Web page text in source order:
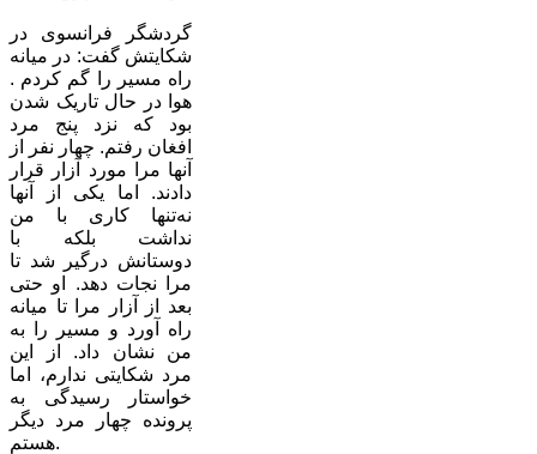
گردشگر فرانسوی در
شکایتش گفت: در میانه
راه مسیر را گم کردم .
هوا در حال تاریک شدن
بود که نزد پنج مرد
افغان رفتم. چهار نفر از
آنها مرا مورد آزار قرار
دادند. اما یکی از آنها
نه‌تنها کاری با من
نداشت بلکه با
دوستانش درگیر شد تا
مرا نجات دهد. او حتی
بعد از آزار مرا تا میانه
راه آورد و مسیر را به
من نشان داد. از این
مرد شکایتی ندارم، اما
خواستار رسیدگی به
پرونده چهار مرد دیگر
هستم.